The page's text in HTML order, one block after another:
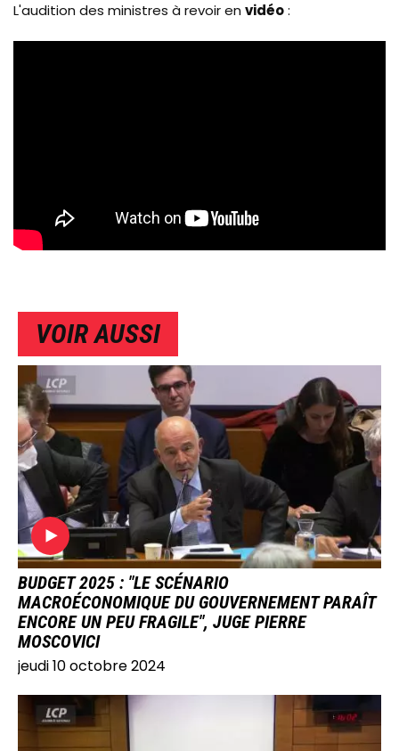
L'audition des ministres à revoir en vidéo:
VOIR AUSSI
IMAGE
BUDGET 2025 : "LE SCÉNARIO
MACROÉCONOMIQUE DU GOUVERNEMENT PARAÎT
ENCORE UN PEU FRAGILE", JUGE PIERRE
MOSCOVICI
jeudi 10 octobre 2024
IMAGE